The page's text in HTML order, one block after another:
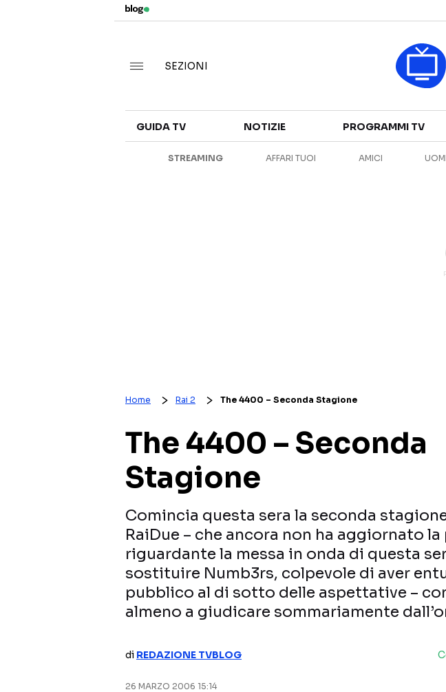
CANALI TV
SEZIONI
GUIDA TV NOTIZIE PROGRAMMI TV
STREAMING AFFARI TUOI AMICI
Home Rai 2 The 4400 – Seconda Stagione
The 4400 – Seconda
Stagione
Comincia questa sera la seconda
RaiDue – che ancora non ha aggiornato
riguardante la messa in onda di questa
sostituire Numb3rs, colpevole di aver
pubblico al di sotto delle aspettative –
almeno a giudicare sommariamente
di REDAZIONE TVBLOG
26 MARZO 2006 15:14